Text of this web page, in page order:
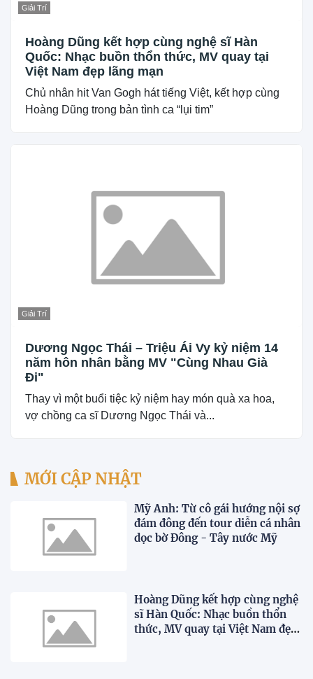
Giải Trí
Hoàng Dũng kết hợp cùng nghệ sĩ Hàn
Quốc: Nhạc buồn thổn thức, MV quay tại
Việt Nam đẹp lãng mạn
Chủ nhân hit Van Gogh hát tiếng Việt, kết hợp cùng
Hoàng Dũng trong bản tình ca “lụi tim”
Giải Trí
Dương Ngọc Thái – Triệu Ái Vy kỷ niệm 14
năm hôn nhân bằng MV "Cùng Nhau Già
Đi"
Thay vì một buổi tiệc kỷ niệm hay món quà xa hoa,
vợ chồng ca sĩ Dương Ngọc Thái và...
MỚI CẬP NHẬT
Mỹ Anh: Từ cô gái hướng nội sợ
đám đông đến tour diễn cá nhân
dọc bờ Đông - Tây nước Mỹ
Hoàng Dũng kết hợp cùng nghệ
sĩ Hàn Quốc: Nhạc buồn thổn
thức, MV quay tại Việt Nam đẹp